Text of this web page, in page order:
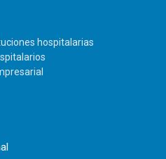
hospitalarias